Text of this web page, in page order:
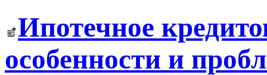
Ипотечное
особенности и